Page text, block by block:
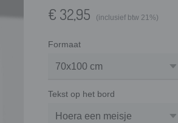
€ 32,95 (inclusief btw 21%)
Formaat
Tekst op het bord